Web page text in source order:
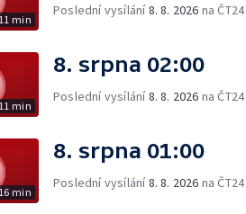
11 min
Poslední vysílání8. 8. 2026 na ČT24
11 min
8. srpna 02:00
Poslední vysílání8. 8. 2026 na ČT24
16 min
8. srpna 01:00
Poslední vysílání8. 8. 2026 na ČT24